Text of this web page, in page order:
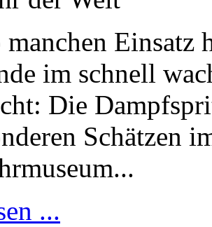
Einsatz
im schnell
Die
Schätzen
...